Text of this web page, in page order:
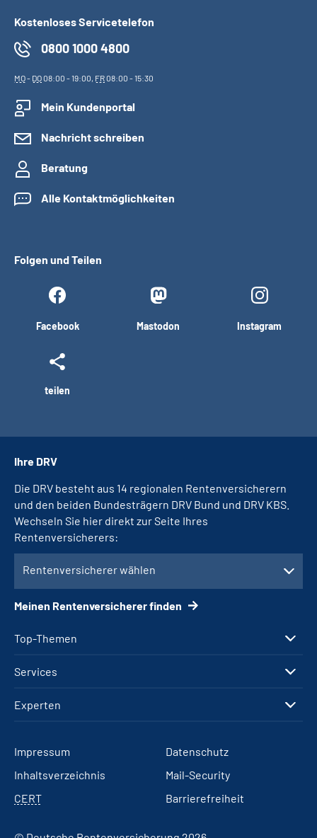
Kostenloses Servicetelefon
0800 1000 4800
MO- DO08:00 - 19:00, FR08:00 - 15:30
Mein Kundenportal
Nachricht schreiben
Beratung
Alle Kontaktmöglichkeiten
Folgen und Teilen
Facebook Mastodon Instagram
teilen
Top-Themen
Services
Experten
Ihre DRV
Die DRV besteht aus 14 regionalen Rentenversicherern
und den beiden Bundesträgern DRV Bund und DRV KBS.
Wechseln Sie hier direkt zur Seite Ihres
Rentenversicherers:
Rentenversicherer wählen
Meinen Rentenversicherer finden
Impressum
Datenschutz
Inhaltsverzeichnis
Mail-Security
CERT
Barrierefreiheit